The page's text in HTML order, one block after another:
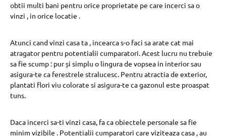
obtii multi bani pentru orice proprietate pe care incerci sa o
vinzi , in orice locatie .
Atunci cand vinzi casa ta , incearca s-o faci sa arate cat mai
atragator pentru potentialii cumparatori. Acest lucru nu trebuie
sa fie scump : pur și simplu o lingura de vopsea in interior sau
asigura-te ca ferestrele stralucesc. Pentru atractia de exterior,
plantati flori viu colorate si asigura-te ca gazonul este proaspat
tuns.
Daca incerci sa-ti vinzi casa, fa ca obiectele personale sa fie
minim vizibile . Potentialii cumparatori care viziteaza casa , au